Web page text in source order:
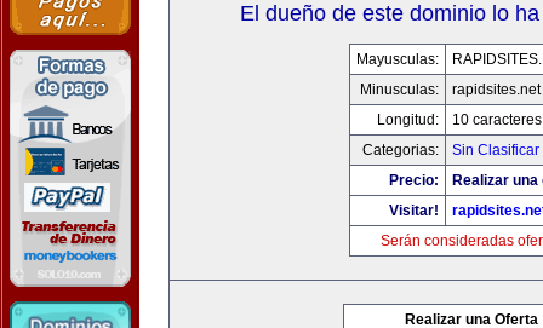
El dueño de este dominio lo
Mayusculas:
Minusculas:
rapidsites.net
Longitud:
10 caracteres
Categorias:
Sin Clasificar
Precio:
Realizar
Visitar!
Serán consideradas
Realizar una Oferta